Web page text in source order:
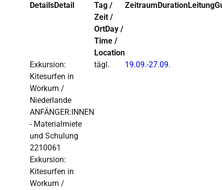
DetailsDetail
Tag /
Zeit /
OrtDay /
Time /
Location
ZeitraumDurationLeitung
Exkursion:
Kitesurfen in
Workum /
Niederlande
ANFÄNGER:INNEN
- Materialmiete
und Schulung
2210061
Exkursion:
Kitesurfen in
Workum /
tägl. 19.09.-27.09.